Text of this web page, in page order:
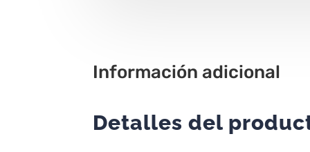
Información adicional
Detalles del